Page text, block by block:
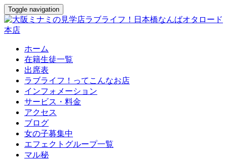
Toggle navigation
ホーム
在籍生徒一覧
出席表
ラブライフ！ってこんなお店
インフォメーション
サービス・料金
アクセス
ブログ
女の子募集中
エフェクトグループ一覧
マル秘